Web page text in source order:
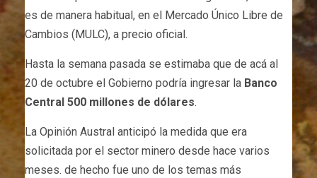
es de manera habitual, en el Mercado Único Libre de
Cambios (MULC), a precio oficial.
Hasta la semana pasada se estimaba que de acá al
20 de octubre el Gobierno podría ingresar la Banco
Central 500 millones de dólares.
La Opinión Austral anticipó la medida que era
solicitada por el sector minero desde hace varios
meses. de hecho fue uno de los temas más